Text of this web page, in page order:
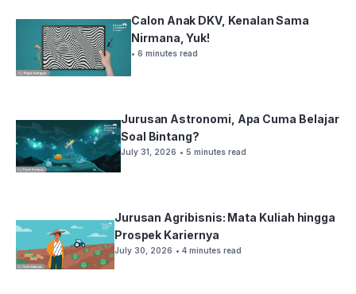
Calon Anak DKV, Kenalan Sama
Nirmana, Yuk!
• 6 minutes read
Jurusan Astronomi, Apa Cuma Belajar
Soal Bintang?
July 31, 2026 • 5 minutes read
Jurusan Agribisnis: Mata Kuliah hingga
Prospek Kariernya
July 30, 2026 • 4 minutes read